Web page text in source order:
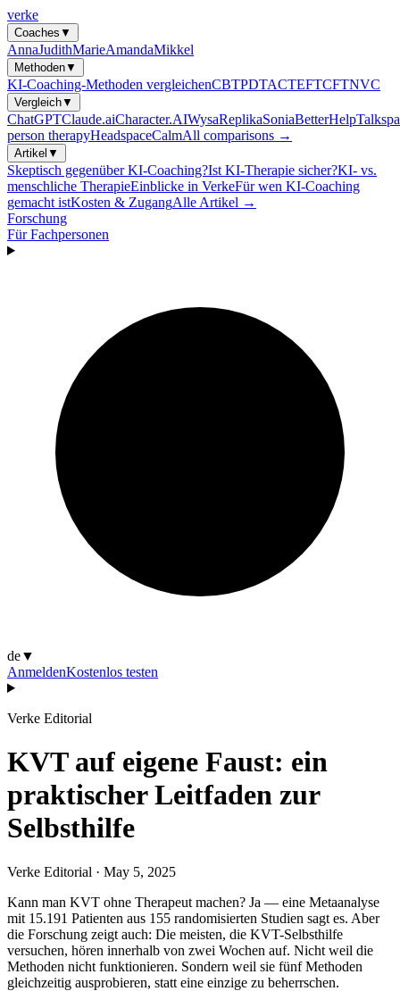
verke
Coaches ▼
AnnaJudithMarieAmandaMikkel
Methoden▼
KI-Coaching-Methoden vergleichenCBTPDTACTEFTCFTNVC
Vergleich▼
ChatGPTClaude.aiCharacter.AIWysaReplikaSoniaBetterHelp
person therapyHeadspaceCalmAll comparisons →
Artikel ▼
Skeptisch gegenüber KI-Coaching?Ist KI-Therapie sicher?KI- vs.
menschliche TherapieEinblicke in VerkeFür wen KI-Coaching
gemacht istKosten & ZugangAlle Artikel →
Forschung
Für Fachpersonen
de▼
AnmeldenKostenlos testen
Verke Editorial
KVT auf eigene Faust: ein
praktischer Leitfaden zur
Selbsthilfe
Verke Editorial · May 5, 2025
Kann man KVT ohne Therapeut machen? Ja — eine Metaanalyse
mit 15.191 Patienten aus 155 randomisierten Studien sagt es. Aber
die Forschung zeigt auch: Die meisten, die KVT-Selbsthilfe
versuchen, hören innerhalb von zwei Wochen auf. Nicht weil die
Methoden nicht funktionieren. Sondern weil sie fünf Methoden
gleichzeitig ausprobieren, statt eine einzige zu beherrschen.